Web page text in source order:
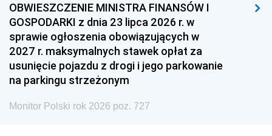
OBWIESZCZENIE MINISTRA FINANSÓW I
GOSPODARKI z dnia 23 lipca 2026 r. w
sprawie ogłoszenia obowiązujących w
2027 r. maksymalnych stawek opłat za
usunięcie pojazdu z drogi i jego parkowanie
na parkingu strzeżonym
Monitor Polski rok 2026 poz. 727